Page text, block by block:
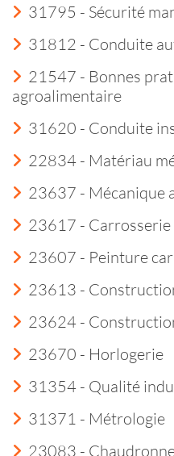
31795 - Sécurité
31812 - Conduite
21547 - Bonnes
agroalimentaire
31620 - Conduite
22834 - Matériau
23637 - Mécanique
23617 - Carrosserie
23607 - Peinture
23613 -
23624 -
23670 - Horlogerie
31354 - Qualité
31371 - Métrologie
23083 -